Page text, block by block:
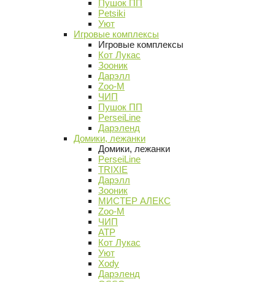
Пушок ПП
Petsiki
Уют
Игровые комплексы
Игровые комплексы
Кот Лукас
Зооник
Дарэлл
Zoo-M
ЧИП
Пушок ПП
PerseiLine
Дарэленд
Домики, лежанки
Домики, лежанки
PerseiLine
TRIXIE
Дарэлл
Зооник
МИСТЕР АЛЕКС
Zoo-M
ЧИП
АТР
Кот Лукас
Уют
Xody
Дарэленд